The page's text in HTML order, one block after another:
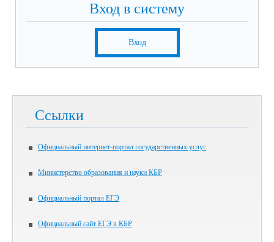
Вход в систему
Вход
Ссылки
Официальный интернет-портал государственных услуг
Министерство образования и науки КБР
Официальный портал ЕГЭ
Официальный сайт ЕГЭ в КБР